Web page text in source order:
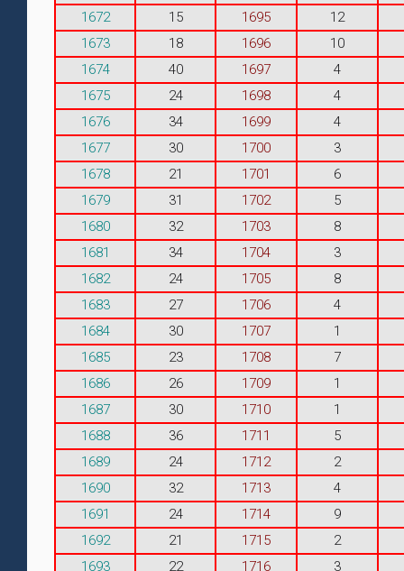
1672
15 1695
12
1673
18 1696
10
1674
40 1697
4
1675
24 1698
4
1676
34 1699
4
1677
30 1700
3
1678
21 1701
6
1679
31 1702
5
1680
32 1703
8
1681
34 1704
3
1682
24 1705
8
1683
27 1706
4
1684
30 1707
1
1685
23 1708
7
1686
26 1709
1
1687
30 1710
1
1688
36 1711
5
1689
24 1712
2
1690
32 1713
4
1691
24 1714
9
1692
21 1715
2
1693
22 1716 3